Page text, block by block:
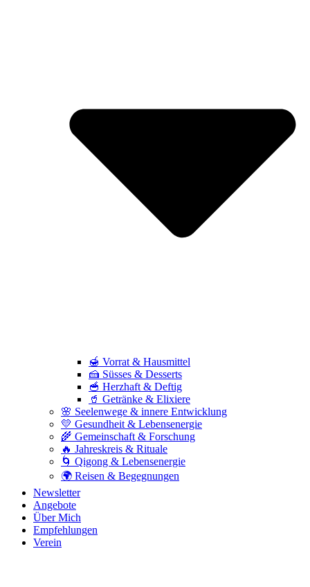
🍯 Vorrat & Hausmittel
🍰 Süsses & Desserts
🥣 Herzhaft & Deftig
🥤 Getränke & Elixiere
🌸 Seelenwege & innere Entwicklung
💛 Gesundheit & Lebensenergie
🌾 Gemeinschaft & Forschung
🔥 Jahreskreis & Rituale
🌀 Qigong & Lebensenergie
🌍 Reisen & Begegnungen
Newsletter
Angebote
Über Mich
Empfehlungen
Verein